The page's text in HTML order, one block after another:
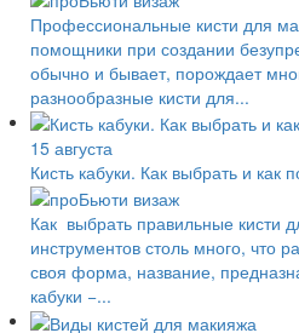
Профессиональные кисти для
помощники при создании
обычно и бывает, порождает
разнообразные кисти для...
15 августа
Кисть кабуки. Как выбрать и как
Как выбрать правильные кисти
инструментов столь много, что
своя форма, название,
кабуки −...